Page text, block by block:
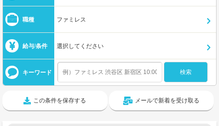
職種 ファミレス
給与/条件 選択してください
キーワード
この条件を保存する メールで新着を受け取る